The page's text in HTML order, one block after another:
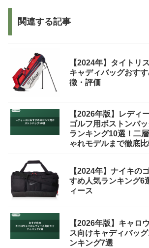
関連する記事
【2024年】タイトリ
キャディバッグおす
徴・評価
【2026年版】レディ
ゴルフ用ボストンバ
ランキング10選！二
ゃれモデルまで徹底
【2024年】ナイキの
すめ人気ランキング6
ィース
【2026年版】キャロ
ス向けキャディバッ
ンキング7選